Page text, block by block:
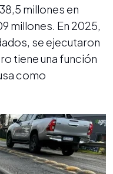
millones en
millones. En 2025,
se ejecutaron
tiene una función
como